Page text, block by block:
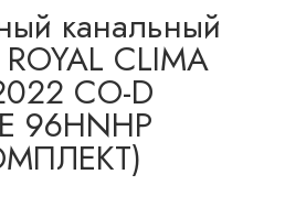
канальный
CLIMA
CO-D
96HNHP